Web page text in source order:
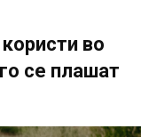
во
се плашат